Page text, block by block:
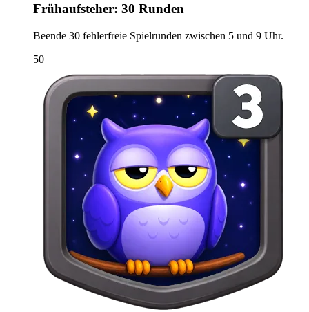
Frühaufsteher: 30 Runden
Beende 30 fehlerfreie Spielrunden zwischen 5 und 9 Uhr.
50